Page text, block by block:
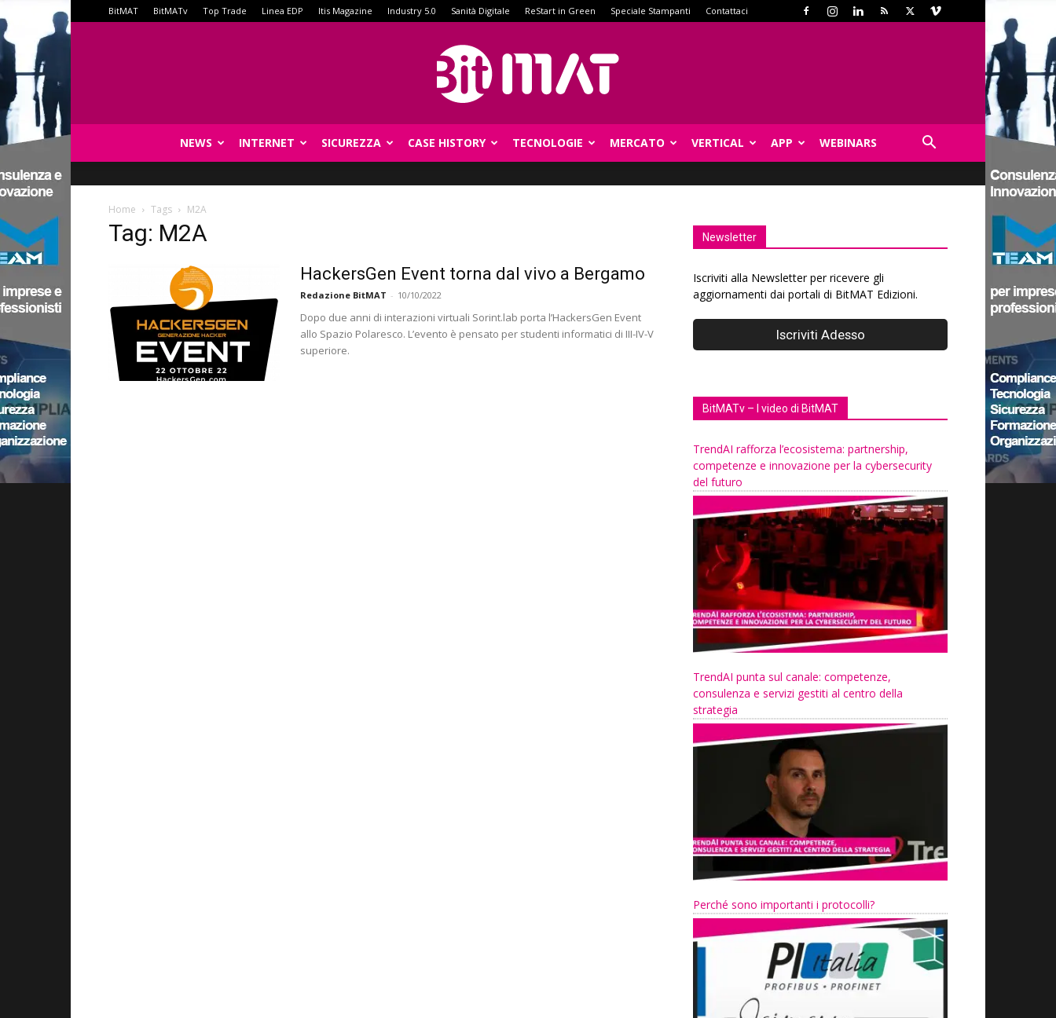
BitMAT BitMATv Top Trade Linea EDP Itis Magazine Industry 5.0 Sanità Digitale ReStart in Green Speciale Stampanti Contattaci
NEWS INTERNET SICUREZZA CASE HISTORY TECNOLOGIE MERCATO VERTICAL APP WEBINARS
Home Tags M2A
Tag: M2A
HackersGen Event torna dal vivo a Bergamo
Redazione BitMAT - 10/10/2022
Dopo due anni di interazioni virtuali Sorint.lab porta l’HackersGen Event
allo Spazio Polaresco. L’evento è pensato per studenti informatici di III-IV-V
superiore.
Newsletter
Iscriviti alla Newsletter per ricevere gli
aggiornamenti dai portali di BitMAT Edizioni.
BitMATv – I video di BitMAT
TrendAI rafforza l’ecosistema: partnership,
competenze e innovazione per la cybersecurity
del futuro
TrendAI punta sul canale: competenze,
consulenza e servizi gestiti al centro della
strategia
Perché sono importanti i protocolli?